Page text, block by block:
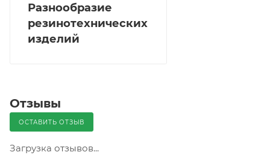
Разнообразие
резинотехнических
изделий
Отзывы
ОСТАВИТЬ ОТЗЫВ
Загрузка отзывов...